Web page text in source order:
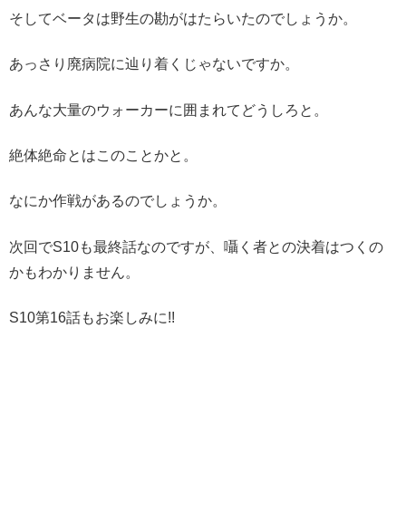
そしてベータは野生の勘がはたらいたのでしょうか。
あっさり廃病院に辿り着くじゃないですか。
あんな大量のウォーカーに囲まれてどうしろと。
絶体絶命とはこのことかと。
なにか作戦があるのでしょうか。
次回でS10も最終話なのですが、囁く者との決着はつくの
かもわかりません。
S10第16話もお楽しみに!!